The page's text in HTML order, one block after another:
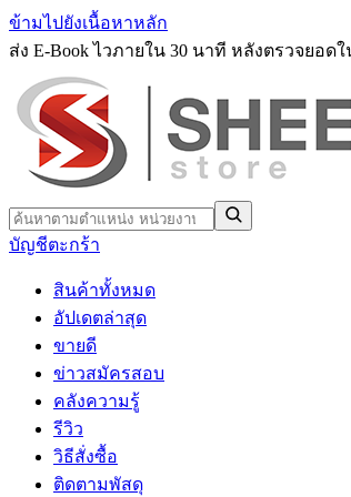
ข้ามไปยังเนื้อหาหลัก
ส่ง E-Book ไวภายใน 30 นาที หลังตรวจยอด
บัญชีตะกร้า
สินค้าทั้งหมด
อัปเดตล่าสุด
ขายดี
ข่าวสมัครสอบ
คลังความรู้
รีวิว
วิธีสั่งซื้อ
ติดตามพัสดุ